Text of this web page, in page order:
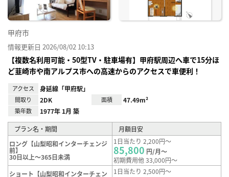
甲府市
情報更新日 2026/08/02 10:13
【複数名利用可能・50型TV・駐車場有】甲府駅周辺へ車で15分ほ
ど韮崎市や南アルプス市への高速からのアクセスで車便利！
アクセス 身延線「甲府駅」
間取り 2DK 面積 47.49m²
築年数 1977年 1月 築
プラン名・期間
月額目安
ロング【山梨昭和インターチェンジ
前】
30日以上～365日未満
1日当たり 2,200円～
85,800 円/月～
初期費用他 33,000円～
ショート【山梨昭和インターチェン
1日当たり 2,500円～